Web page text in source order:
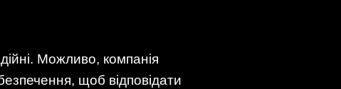
Можливо, компанія
щоб відповідати